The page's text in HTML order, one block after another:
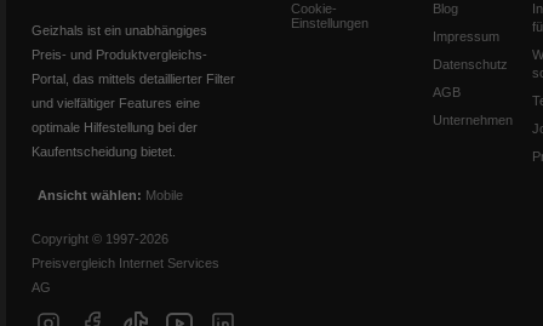
Geizhals ist ein unabhängiges
Preis- und Produktvergleichs-
Portal, das mittels detaillierter Filter
und vielfältiger Features eine
optimale Hilfestellung bei der
Kaufentscheidung bietet.
Ansicht wählen: Mobile
Copyright © 1997-2026
Preisvergleich Internet Services
AG
Cookie-
Einstellungen
Blog
Impressum
Datenschutz
AGB
Unternehmen